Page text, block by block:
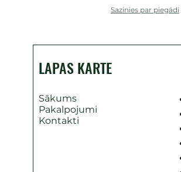
Sazinies par piegādi
LAPAS KARTE
Sākums
Pakalpojumi
Kontakti